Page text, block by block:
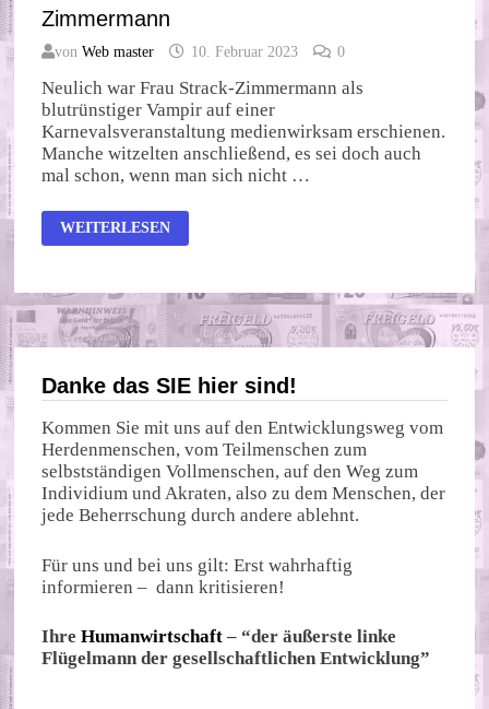
Zimmermann
vonWeb master 10. Februar 2023 0
Neulich war Frau Strack-Zimmermann als
blutrünstiger Vampir auf einer
Karnevalsveranstaltung medienwirksam erschienen.
Manche witzelten anschließend, es sei doch auch
mal schon, wenn man sich nicht …
DIE
INTERESSENKONFLIKTE
WEITERLESEN
Danke das SIE hier sind!
Kommen Sie mit uns auf den Entwicklungsweg vom
Herdenmenschen, vom Teilmenschen zum
selbstständigen Vollmenschen, auf den Weg zum
Individium und Akraten, also zu dem Menschen, der
jede Beherrschung durch andere ablehnt.
Für uns und bei uns gilt: Erst wahrhaftig
informieren – dann kritisieren!
IhreHumanwirtschaft – “der äußerste linke
Flügelmann der gesellschaftlichen Entwicklung”